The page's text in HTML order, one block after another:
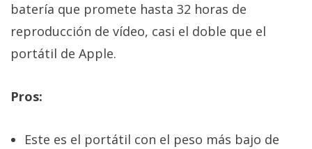
batería que promete hasta 32 horas de
reproducción de vídeo, casi el doble que el
portátil de Apple.
Pros:
Este es el portátil con el peso más bajo de